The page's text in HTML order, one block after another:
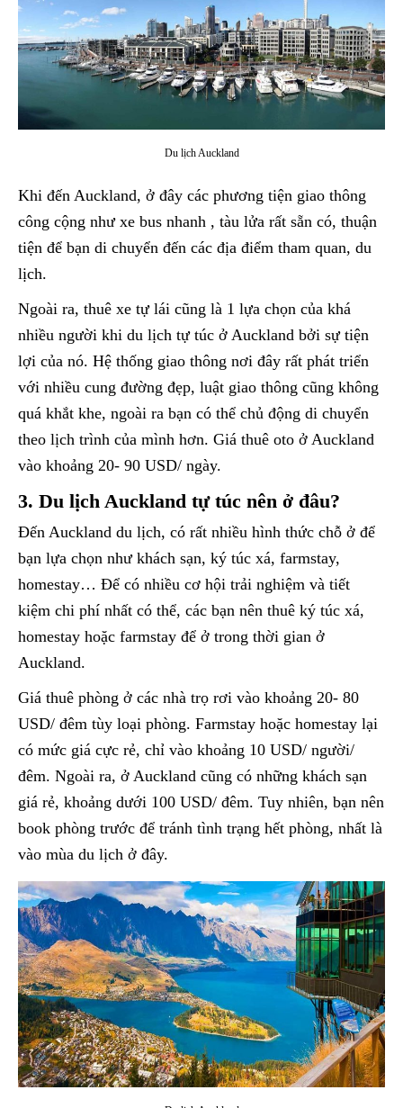
Du lịch Auckland
Khi đến Auckland, ở đây các phương tiện giao thông
công cộng như xe bus nhanh , tàu lửa rất sẵn có, thuận
tiện để bạn di chuyển đến các địa điểm tham quan, du
lịch.
Ngoài ra, thuê xe tự lái cũng là 1 lựa chọn của khá
nhiều người khi du lịch tự túc ở Auckland bởi sự tiện
lợi của nó. Hệ thống giao thông nơi đây rất phát triển
với nhiều cung đường đẹp, luật giao thông cũng không
quá khắt khe, ngoài ra bạn có thể chủ động di chuyển
theo lịch trình của mình hơn. Giá thuê oto ở Auckland
vào khoảng 20- 90 USD/ ngày.
3. Du lịch Auckland tự túc nên ở đâu?
Đến Auckland du lịch, có rất nhiều hình thức chỗ ở để
bạn lựa chọn như khách sạn, ký túc xá, farmstay,
homestay… Để có nhiều cơ hội trải nghiệm và tiết
kiệm chi phí nhất có thể, các bạn nên thuê ký túc xá,
homestay hoặc farmstay để ở trong thời gian ở
Auckland.
Giá thuê phòng ở các nhà trọ rơi vào khoảng 20- 80
USD/ đêm tùy loại phòng. Farmstay hoặc homestay lại
có mức giá cực rẻ, chỉ vào khoảng 10 USD/ người/
đêm. Ngoài ra, ở Auckland cũng có những khách sạn
giá rẻ, khoảng dưới 100 USD/ đêm. Tuy nhiên, bạn nên
book phòng trước để tránh tình trạng hết phòng, nhất là
vào mùa du lịch ở đây.